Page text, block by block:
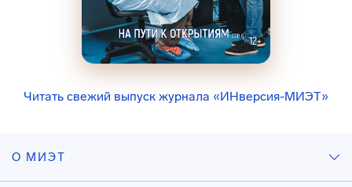
Читать свежий выпуск журнала «ИНверсия-МИЭТ»
О МИЭТ